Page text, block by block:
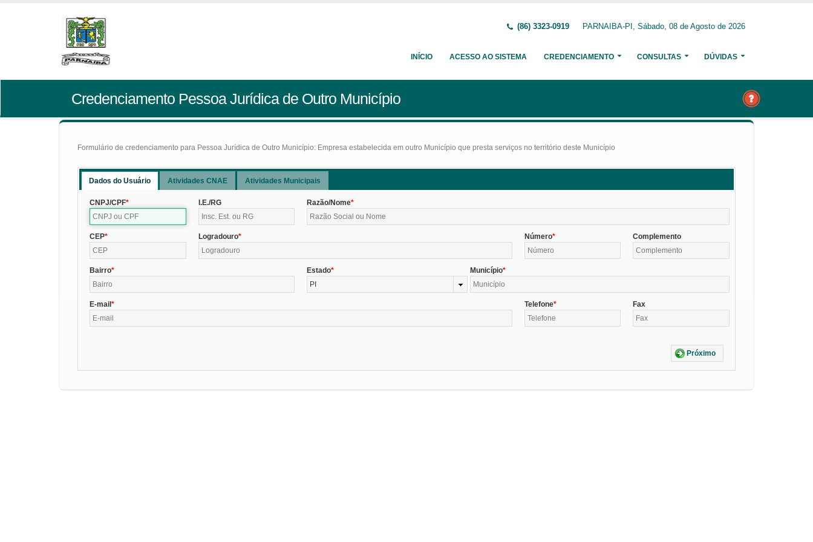
(86) 3323-0919 PARNAIBA-PI, Sábado, 08 de Agosto de 2026
INÍCIO ACESSO AO SISTEMA CREDENCIAMENTO CONSULTAS DÚVIDAS
Credenciamento Pessoa Jurídica de Outro Município
Formulário de credenciamento para Pessoa Jurídica de Outro Município: Empresa estabelecida em outro Município que presta serviços no território deste Município
Dados do Usuário Atividades CNAE Atividades Municipais
CNPJ/CPF I.E./RG Razão/Nome
CEP Logradouro Número Complemento
Bairro
Estado
PI
Município
E-mail Telefone Fax
Próximo